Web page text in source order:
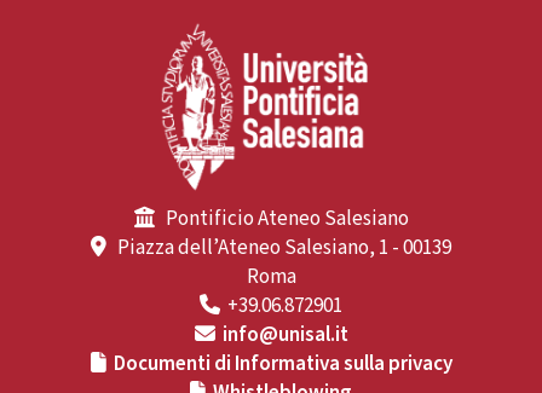
Pontificio Ateneo Salesiano
Piazza dell’Ateneo Salesiano, 1 - 00139
Roma
+39.06.872901
info@unisal.it
Documenti di Informativa sulla privacy